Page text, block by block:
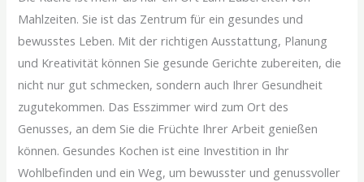
Mahlzeiten. Sie ist das Zentrum für ein gesundes und
bewusstes Leben. Mit der richtigen Ausstattung, Planung
und Kreativität können Sie gesunde Gerichte zubereiten, die
nicht nur gut schmecken, sondern auch Ihrer Gesundheit
zugutekommen. Das Esszimmer wird zum Ort des
Genusses, an dem Sie die Früchte Ihrer Arbeit genießen
können. Gesundes Kochen ist eine Investition in Ihr
Wohlbefinden und ein Weg, um bewusster und genussvoller